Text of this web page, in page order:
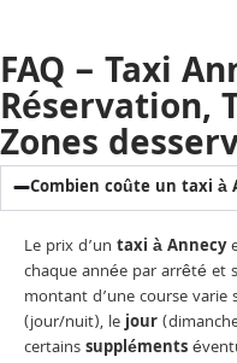
FAQ – Taxi
Réservation,
Zones
Combien coûte un taxi à
Le prix d’un taxi à Annecy
chaque année par arrêté et
montant d’une course varie
(jour/nuit), lejour
certainssuppléments